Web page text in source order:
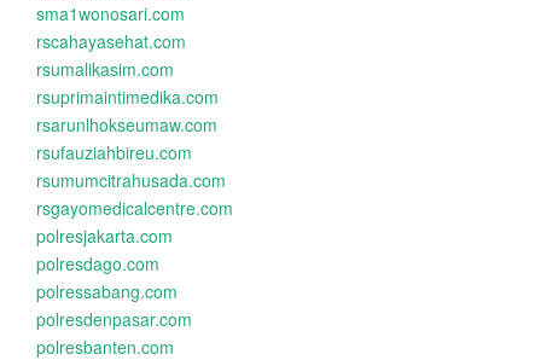
sma1wonosari.com
rscahayasehat.com
rsumalikasim.com
rsuprimaintimedika.com
rsarunlhokseumaw.com
rsufauziahbireu.com
rsumumcitrahusada.com
rsgayomedicalcentre.com
polresjakarta.com
polresdago.com
polressabang.com
polresdenpasar.com
polresbanten.com